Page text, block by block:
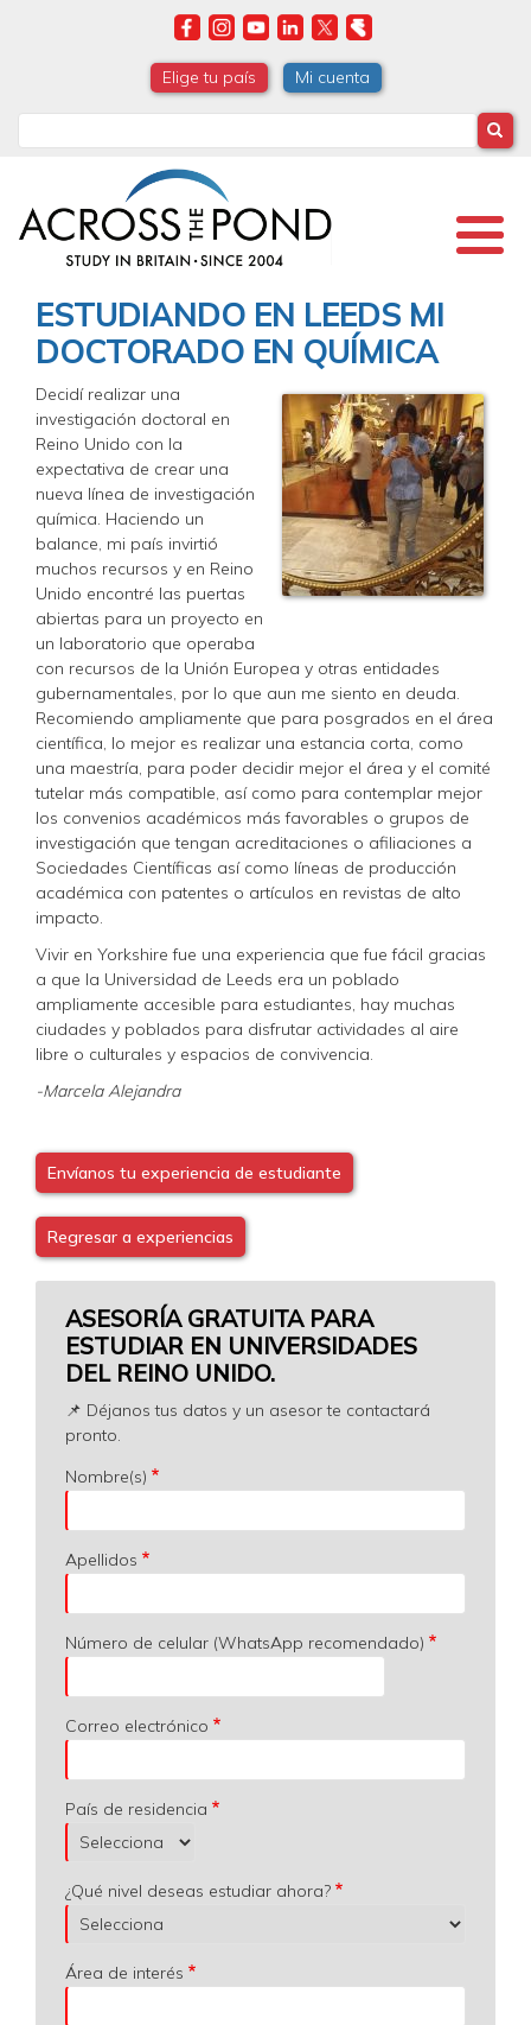
Elige tu país Mi cuenta
ESTUDIANDO EN LEEDS MI
DOCTORADO EN QUÍMICA
Decidí realizar una
investigación doctoral en
Reino Unido con la
expectativa de crear una
nueva línea de investigación
química. Haciendo un
balance, mi país invirtió
muchos recursos y en Reino
Unido encontré las puertas
abiertas para un proyecto en
un laboratorio que operaba
con recursos de la Unión Europea y otras entidades
gubernamentales, por lo que aun me siento en deuda.
Recomiendo ampliamente que para posgrados en el área
científica, lo mejor es realizar una estancia corta, como
una maestría, para poder decidir mejor el área y el comité
tutelar más compatible, así como para contemplar mejor
los convenios académicos más favorables o grupos de
investigación que tengan acreditaciones o afiliaciones a
Sociedades Científicas así como líneas de producción
académica con patentes o artículos en revistas de alto
impacto.
Vivir en Yorkshire fue una experiencia que fue fácil gracias
a que la Universidad de Leeds era un poblado
ampliamente accesible para estudiantes, hay muchas
ciudades y poblados para disfrutar actividades al aire
libre o culturales y espacios de convivencia.​
-Marcela Alejandra
Envíanos tu experiencia de estudiante
Regresar a experiencias
ASESORÍA GRATUITA PARA
ESTUDIAR EN UNIVERSIDADES
DEL REINO UNIDO.
📌 Déjanos tus datos y un asesor te contactará
pronto.
Nombre(s)
Apellidos
Número de celular (WhatsApp recomendado)
Correo electrónico
País de residencia
¿Qué nivel deseas estudiar ahora?
Área de interés